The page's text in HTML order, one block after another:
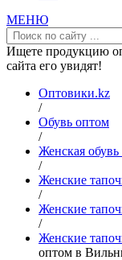
МЕНЮ
Ищете продукцию
сайта его увидят!
Оптовики.kz
/
Обувь оптом
/
Женская
/
Женские
/
Женские
/
Женские
оптом в